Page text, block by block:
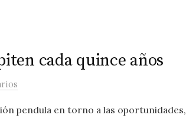
cada quince años
pendula en torno a las oportunidades,